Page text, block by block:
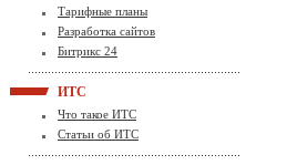
Тарифные планы
Разработка сайтов
Битрикс 24
ИТС
Что такое ИТС
Статьи об ИТС